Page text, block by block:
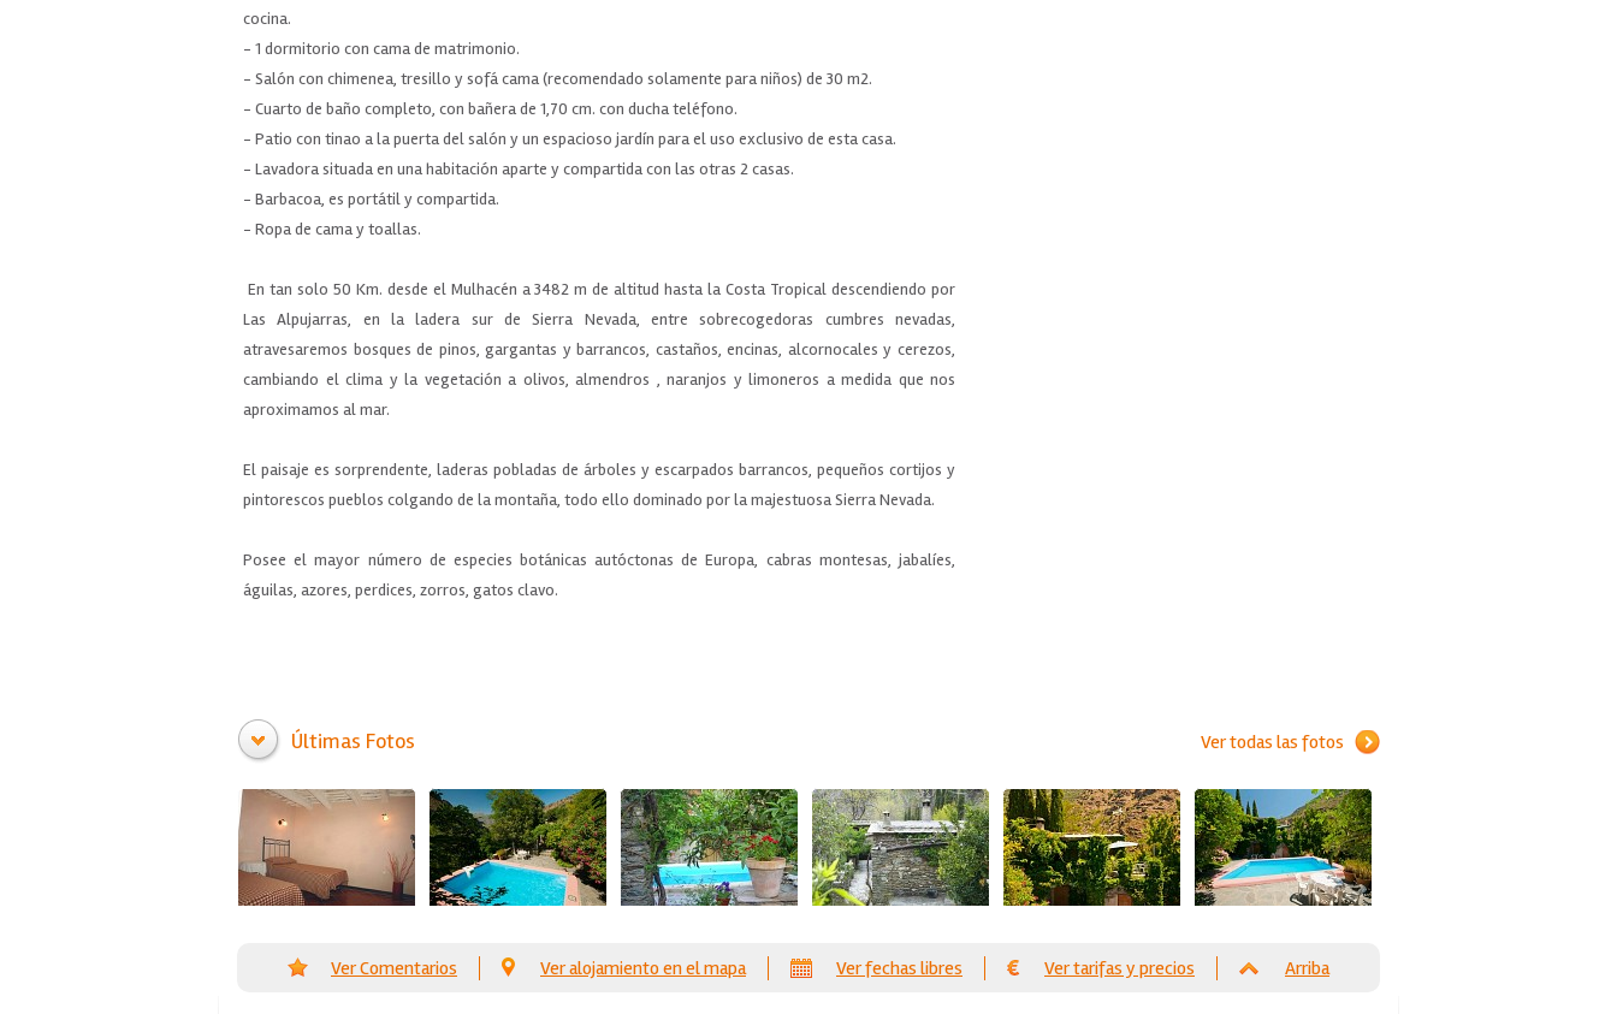
cocina.
- 1 dormitorio con cama de matrimonio.
- Salón con chimenea, tresillo y sofá cama (recomendado solamente para niños) de 30 m2.
- Cuarto de baño completo, con bañera de 1,70 cm. con ducha teléfono.
- Patio con tinao a la puerta del salón y un espacioso jardín para el uso exclusivo de esta casa.
- Lavadora situada en una habitación aparte y compartida con las otras 2 casas.
- Barbacoa, es portátil y compartida.
- Ropa de cama y toallas.
En tan solo 50 Km. desde el Mulhacén a 3482 m de altitud hasta la Costa Tropical descendiendo por
Las Alpujarras, en la ladera sur de Sierra Nevada, entre sobrecogedoras cumbres nevadas,
atravesaremos bosques de pinos, gargantas y barrancos, castaños, encinas, alcornocales y cerezos,
cambiando el clima y la vegetación a olivos, almendros , naranjos y limoneros a medida que nos
aproximamos al mar.
El paisaje es sorprendente, laderas pobladas de árboles y escarpados barrancos, pequeños cortijos y
pintorescos pueblos colgando de la montaña, todo ello dominado por la majestuosa Sierra Nevada.
Posee el mayor número de especies botánicas autóctonas de Europa, cabras montesas, jabalíes,
águilas, azores, perdices, zorros, gatos clavo.
Ver todas las fotos
Últimas Fotos
Ver Comentarios Ver alojamiento en el mapa Ver fechas libres Ver tarifas y precios Arriba